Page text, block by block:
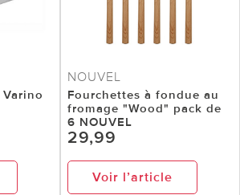
NOUVEL
Fourchettes à fondue au
fromage "Wood" pack de
6 NOUVEL
29,99
Voir l’article